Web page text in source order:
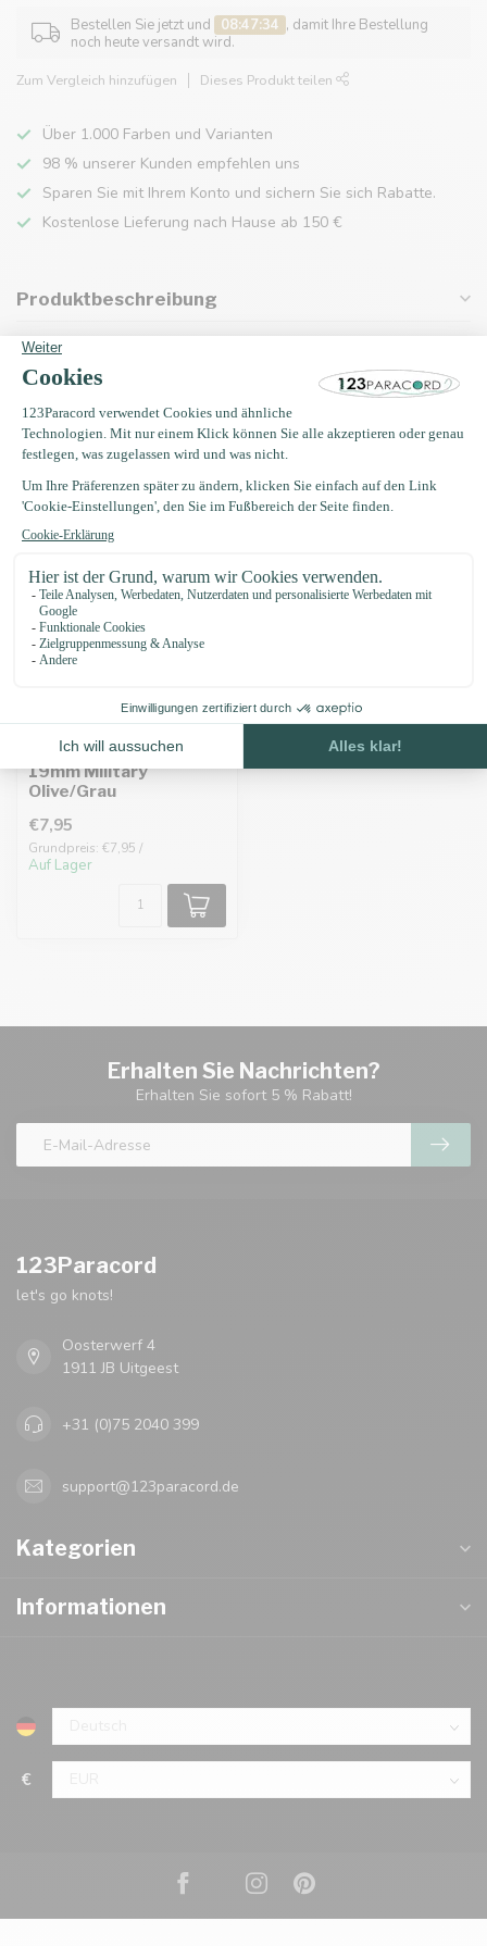
Bestellen Sie jetzt und 08:47:34 , damit Ihre Bestellung
noch heute versandt wird.
Zum Vergleich hinzufügen Dieses Produkt teilen
Über 1.000 Farben und Varianten
98 % unserer Kunden empfehlen uns
Sparen Sie mit Ihrem Konto und sichern Sie sich Rabatte.
Kostenlose Lieferung nach Hause ab 150 €
Produktbeschreibung
Eigenschaften
Zuletzt angesehen
Biothane adapter
19mm Military
Olive/Grau
€7,95
Grundpreis: €7,95 /
Auf Lager
Erhalten Sie Nachrichten?
Erhalten Sie sofort 5 % Rabatt!
123Paracord
let's go knots!
Oosterwerf 4
1911 JB Uitgeest
+31 (0)75 2040 399
support@123paracord.de
Kategorien
Informationen
€